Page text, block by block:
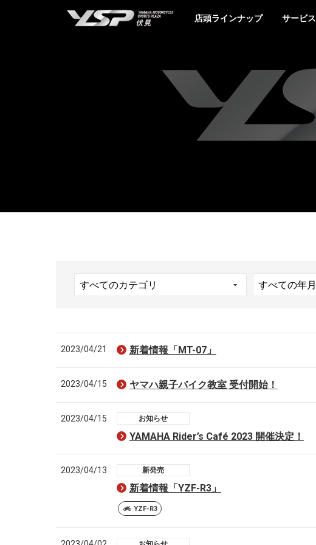
YSP伏見店頭ラインナップ サービス
2023/04/21 新着情報「MT-07」
2023/04/15 ヤマハ親子バイク教室 受付開始！
2023/04/15 お知らせ
YAMAHA Rider’s Café 2023 開催決定！
2023/04/13 新発売
新着情報「YZF-R3」
YZF-R3